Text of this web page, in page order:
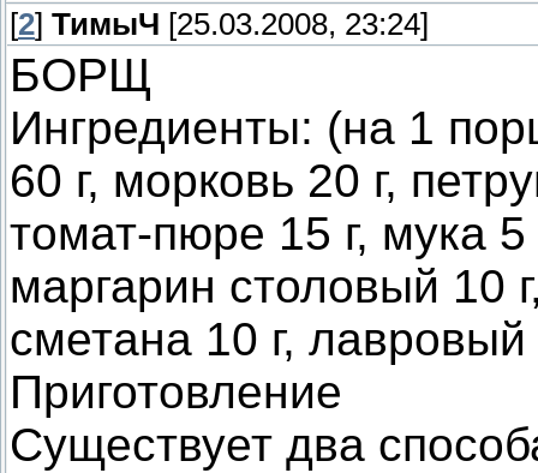
[2] ТимыЧ [25.03.2008, 23:24]
БОРЩ
Ингредиенты: (на 1
60 г, морковь 20 г,
томат-пюре 15 г, мука
маргарин столовый 10
сметана 10 г,
Приготовление
Существует два